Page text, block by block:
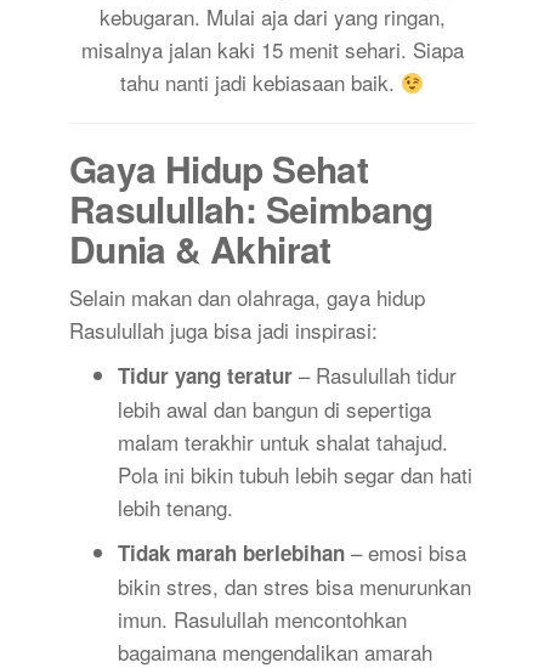
kebugaran. Mulai aja dari yang ringan,
misalnya jalan kaki 15 menit sehari. Siapa
tahu nanti jadi kebiasaan baik.
Gaya Hidup Sehat
Rasulullah: Seimbang
Dunia & Akhirat
Selain makan dan olahraga, gaya hidup
Rasulullah juga bisa jadi inspirasi:
Tidur yang teratur– Rasulullah tidur
lebih awal dan bangun di sepertiga
malam terakhir untuk shalat tahajud.
Pola ini bikin tubuh lebih segar dan hati
lebih tenang.
Tidak marah berlebihan– emosi bisa
bikin stres, dan stres bisa menurunkan
imun. Rasulullah mencontohkan
bagaimana mengendalikan amarah